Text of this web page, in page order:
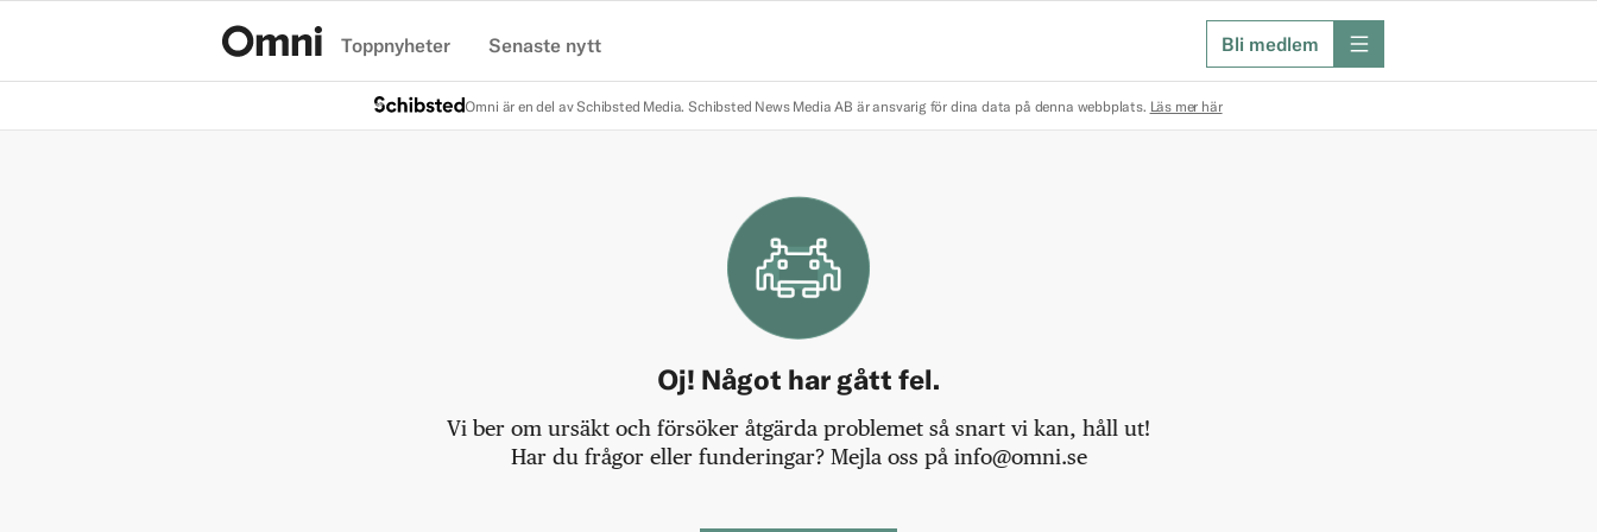
Toppnyheter Senaste nytt Bli medlem meny
Omni är en del av Schibsted Media. Schibsted News Media AB är ansvarig för dina data på denna webbplats. Läs mer här
Oj! Något har gått fel.
Vi ber om ursäkt och försöker åtgärda problemet så snart vi kan, håll ut!
Har du frågor eller funderingar? Mejla oss på info@omni.se